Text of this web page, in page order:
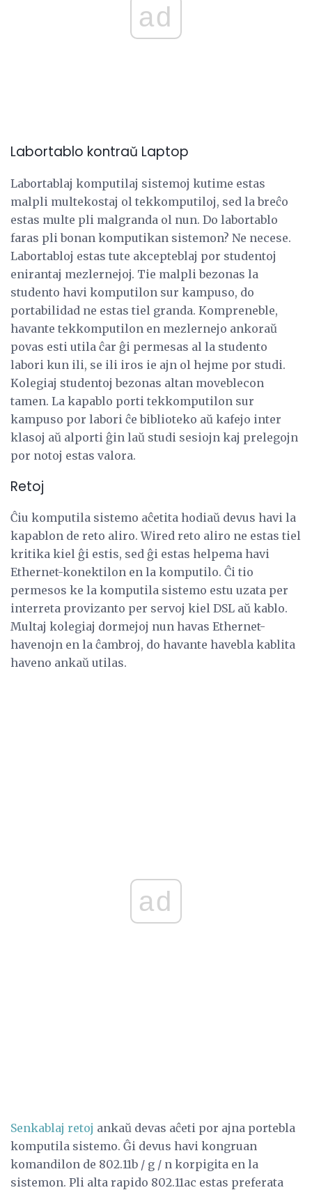
ad
Labortablo kontraŭ Laptop
Labortablaj komputilaj sistemoj kutime estas
malpli multekostaj ol tekkomputiloj, sed la breĉo
estas multe pli malgranda ol nun. Do labortablo
faras pli bonan komputikan sistemon? Ne necese.
Labortabloj estas tute akcepteblaj por studentoj
enirantaj mezlernejoj. Tie malpli bezonas la
studento havi komputilon sur kampuso, do
portabilidad ne estas tiel granda. Kompreneble,
havante tekkomputilon en mezlernejo ankoraŭ
povas esti utila ĉar ĝi permesas al la studento
labori kun ili, se ili iros ie ajn ol hejme por studi.
Kolegiaj studentoj bezonas altan moveblecon
tamen. La kapablo porti tekkomputilon sur
kampuso por labori ĉe biblioteko aŭ kafejo inter
klasoj aŭ alporti ĝin laŭ studi sesiojn kaj prelegojn
por notoj estas valora.
Retoj
Ĉiu komputila sistemo aĉetita hodiaŭ devus havi la
kapablon de reto aliro. Wired reto aliro ne estas tiel
kritika kiel ĝi estis, sed ĝi estas helpema havi
Ethernet-konektilon en la komputilo. Ĉi tio
permesos ke la komputila sistemo estu uzata per
interreta provizanto per servoj kiel DSL aŭ kablo.
Multaj kolegiaj dormejoj nun havas Ethernet-
havenojn en la ĉambroj, do havante havebla kablita
haveno ankaŭ utilas.
ad
Senkablaj retoj ankaŭ devas aĉeti por ajna portebla
komputila sistemo. Ĝi devus havi kongruan
komandilon de 802.11b / g / n korpigita en la
sistemon. Pli alta rapido 802.11ac estas preferata